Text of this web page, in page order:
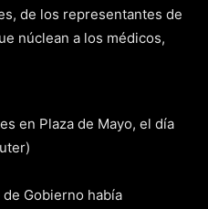
de los representantes de
núclean a los médicos,
en Plaza de Mayo, el día
Gobierno había